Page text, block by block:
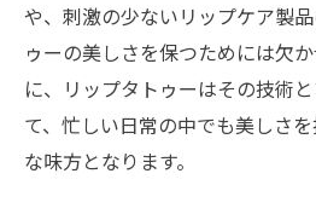
や、刺激の少ないリップケア製
ゥーの美しさを保つためには欠
に、リップタトゥーはその技術
て、忙しい日常の中でも美しさ
な味方となります。